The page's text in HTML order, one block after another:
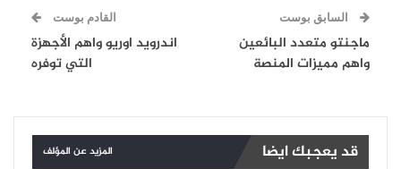
السابق بوست
ماجنتو متعدد البائعين
واهم مميزات المنصة
القادم بوست
اندرويد اوريو واهم الأجهزة
التي توفره
قد يعجبك ايضا المزيد عن المؤلف